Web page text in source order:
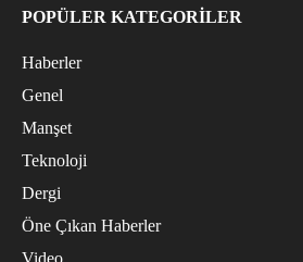
POPÜLER KATEGORİLER
Haberler
Genel
Manşet
Teknoloji
Dergi
Öne Çıkan Haberler